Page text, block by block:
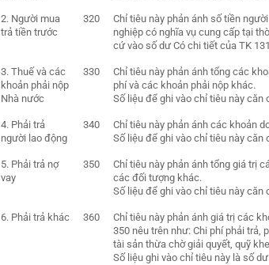
2. Người mua
trả tiền trước
320
Chỉ tiêu này phản ánh số tiền
nghiệp có nghĩa vụ cung cấp tại
cứ vào số dư Có chi tiết của TK
3. Thuế và các
khoản phải nộp
Nhà nước
330
Chỉ tiêu này phản ánh tổng các
phí và các khoản phải nộp khác.
Số liệu để ghi vào chỉ tiêu này
4. Phải trả
người lao động
340
Chỉ tiêu này phản ánh các khoản
Số liệu để ghi vào chỉ tiêu này căn
5. Phải trả nợ
vay
350
Chỉ tiêu này phản ánh tổng giá trị
các đối tượng khác.
Số liệu để ghi vào chỉ tiêu này căn
6. Phải trả khác 360
Chỉ tiêu này phản ánh giá trị các
350 nêu trên như: Chi phí phải trả,
tài sản thừa chờ giải quyết, quỹ
Số liệu ghi vào chỉ tiêu này là số